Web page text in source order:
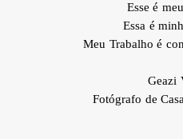
Esse é
Essa é
Meu Trabalho é
Geazi
Fotógrafo de